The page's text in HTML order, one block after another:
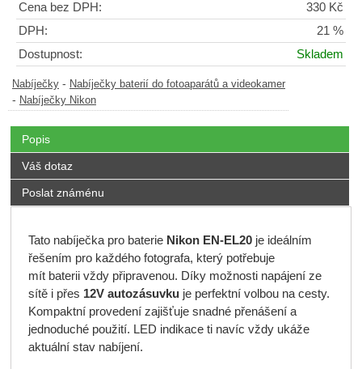
Cena bez DPH:
330 Kč
DPH:
21 %
Dostupnost:
Skladem
Nabíječky - Nabíječky baterií do fotoaparátů a videokamer
- Nabíječky Nikon
Popis
Váš dotaz
Poslat známénu
Tato nabíječka pro baterie Nikon EN-EL20je ideálním
řešením pro každého fotografa, který potřebuje
mít baterii vždy připravenou. Díky možnosti napájení ze
sítě i přes 12V autozásuvkuje perfektní volbou na cesty.
Kompaktní provedení zajišťuje snadné přenášení a
jednoduché použití. LED indikace ti navíc vždy ukáže
aktuální stav nabíjení.